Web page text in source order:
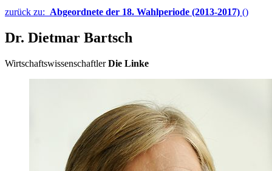
zurück zu: Abgeordnete der 18. Wahlperiode (2013-2017) ()
Dr. Dietmar Bartsch
Wirtschaftswissenschaftler Die Linke